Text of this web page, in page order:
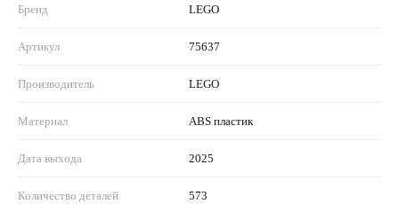
Бренд LEGO
Артикул 75637
Производитель LEGO
Материал ABS пластик
Дата выхода 2025
Количество деталей 573